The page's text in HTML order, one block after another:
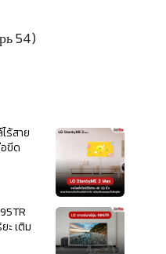
54)
ร้สาย
ขีด
ะ เติม